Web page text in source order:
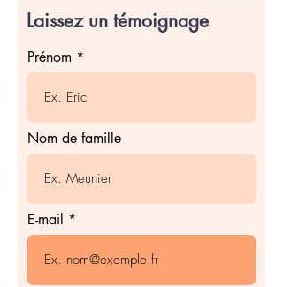
Laissez un témoignage
Prénom
Nom de famille
E-mail